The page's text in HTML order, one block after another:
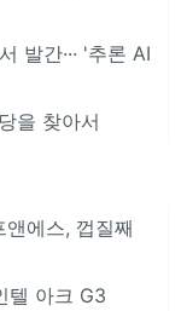
발간··· '추론 AI
을 찾아서
에스, 껍질째
텔 아크 G3